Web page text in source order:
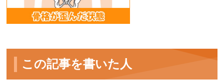
この記事を書いた人